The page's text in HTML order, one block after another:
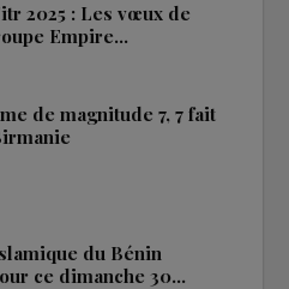
2025 : Les vœux de
Empire…
de magnitude 7, 7 fait
du Bénin
ce dimanche 30…